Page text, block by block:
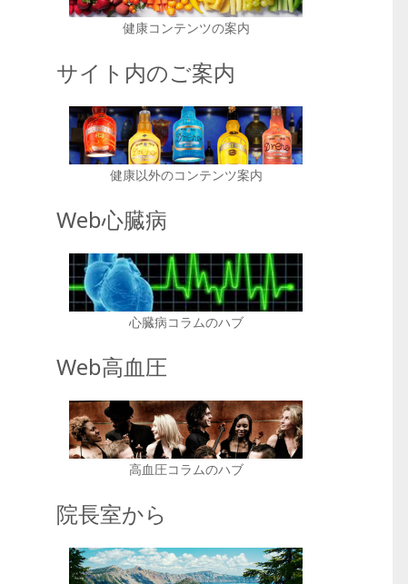
健康コンテンツの案内
サイト内のご案内
健康以外のコンテンツ案内
Web心臓病
心臓病コラムのハブ
Web高血圧
高血圧コラムのハブ
院長室から